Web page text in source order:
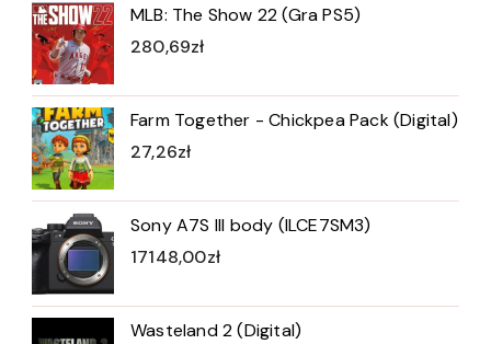
MLB: The Show 22 (Gra PS5)
280,69zł
Farm Together - Chickpea Pack (Digital)
27,26zł
Sony A7S III body (ILCE7SM3)
17148,00zł
Wasteland 2 (Digital)